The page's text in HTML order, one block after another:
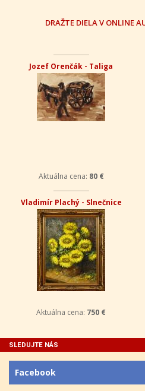
DRAŽTE DIELA V ONLINE
Jozef Orenčák - Taliga
Aktuálna cena: 80 €
Vladimír Plachý - Slnečnice
Aktuálna cena: 750 €
SLEDUJTE NÁS
Facebook